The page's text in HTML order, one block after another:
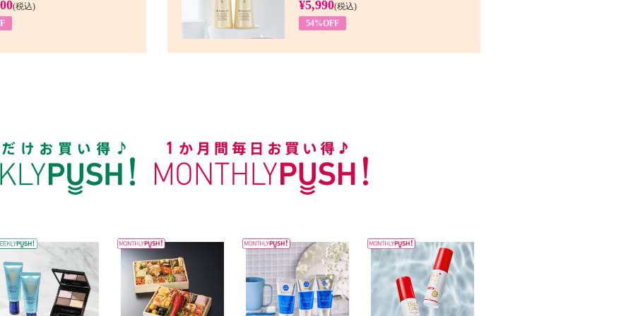
(税込)
¥5,990(税込)
54%OFF